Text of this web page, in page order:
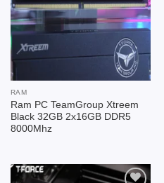
RAM
Ram PC TeamGroup Xtreem
Black 32GB 2x16GB DDR5
8000Mhz